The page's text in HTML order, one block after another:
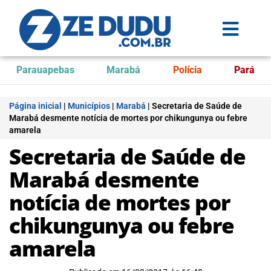
Parauapebas Marabá Polícia Pará
Página inicial | Municípios | Marabá | Secretaria de Saúde de
Marabá desmente notícia de mortes por chikungunya ou febre
amarela
Secretaria de Saúde de
Marabá desmente
notícia de mortes por
chikungunya ou febre
amarela